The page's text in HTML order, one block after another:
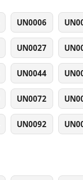
UN0006
UN0027
UN0044
UN0072
UN0092